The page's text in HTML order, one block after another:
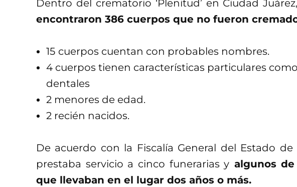
Dentro del crematorio ‘Plenitud’ en Ciudad
encontraron 386 cuerpos que no fueron
15 cuerpos cuentan con probables nombres.
4 cuerpos tienen características particulares
dentales
2 menores de edad.
2 recién nacidos.
De acuerdo con la Fiscalía General del Estado
prestaba servicio a cinco funerarias y algunos
que llevaban en el lugar dos años o más.